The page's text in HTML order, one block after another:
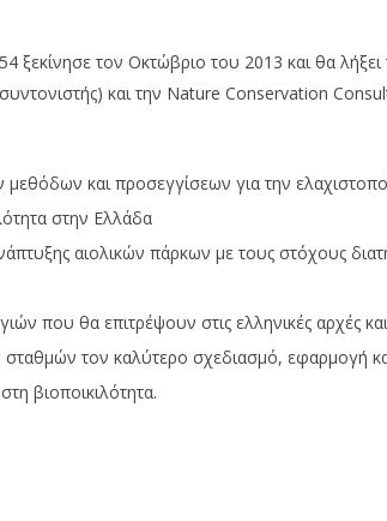
ξεκίνησε τον Οκτώβριο του 2013 και θα λήξει
και την Nature Conservation
και προσεγγίσεων για την
στην Ελλάδα
αιολικών πάρκων με τους στόχους
που θα επιτρέψουν στις ελληνικές αρχές και
σταθμών τον καλύτερο σχεδιασμό, εφαρμογή
βιοποικιλότητα.